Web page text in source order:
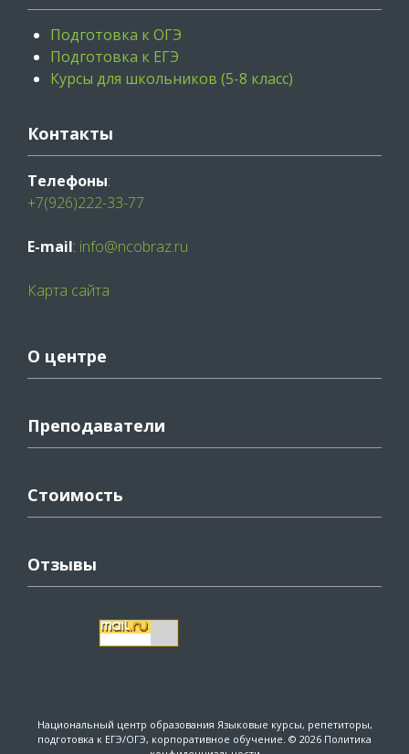
Подготовка к ОГЭ
Подготовка к ЕГЭ
Курсы для школьников (5-8 класс)
Контакты
Телефоны:
+7(926)222-33-77
E-mail: info@ncobraz.ru
Карта сайта
О центре
Преподаватели
Стоимость
Отзывы
Национальный центр образования Языковые курсы, репетиторы,
подготовка к ЕГЭ/ОГЭ, корпоративное обучение. © 2026 Политика